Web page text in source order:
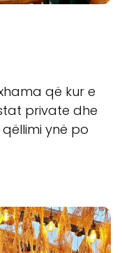
që kur e
private dhe
ynë po